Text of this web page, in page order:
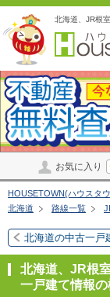
北海道、JR根
お気に入り
HOUSETOWN(ハウスタ
北海道
路線一覧
北海道の中古一戸
北海道、JR根
一戸建て情報